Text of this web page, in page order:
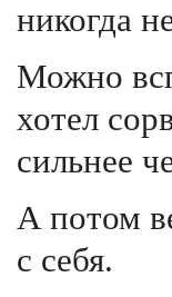
никогда
Можно
хотел
сильнее
А потом
с себя.